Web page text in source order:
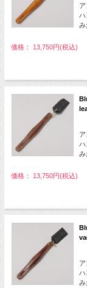
ハ
み
価格： 13,750円(税込)
ハ
み
価格： 13,750円(税込)
ハ
み